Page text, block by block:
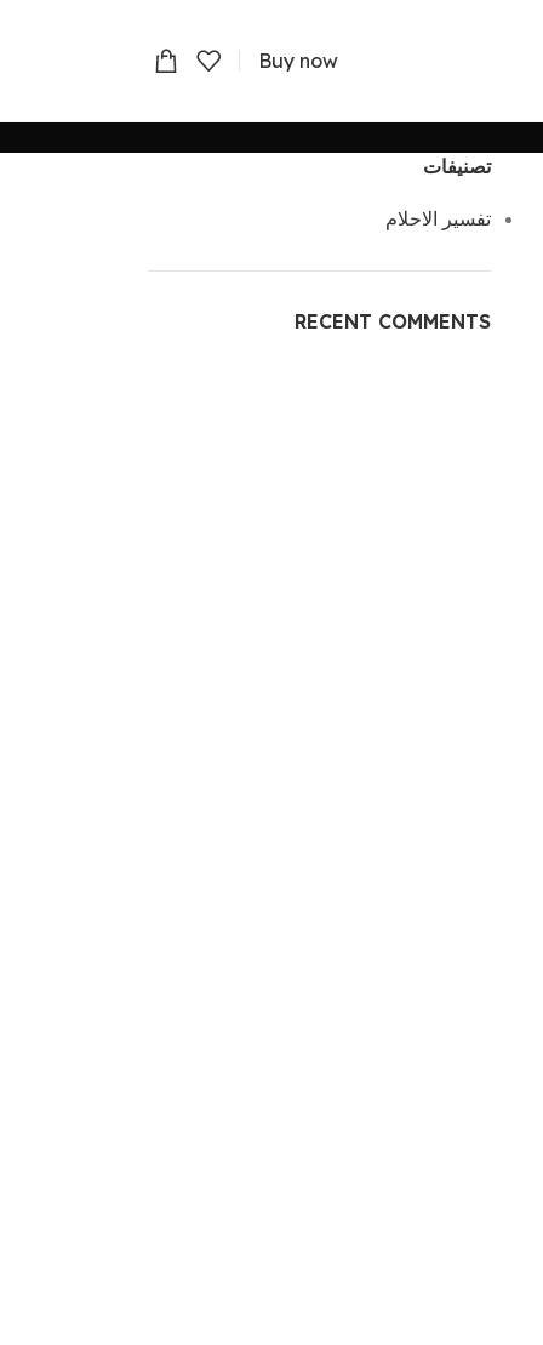
Buy now
تصنيفات
تفسير الاحلام
RECENT COMMENTS